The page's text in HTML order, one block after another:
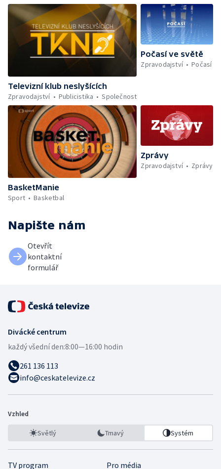
Televizní klub neslyšících
Zpravodajství
Publicistika Společnost
Počasí ve světě
Zpravodajství
Počasí
BasketManie
Sport
Basketbal
Zprávy
Zpravodajství
Zprávy
Napište nám
Otevřít
kontaktní
formulář
Divácké centrum
každý všední den:8:00—16:00 hodin
261 136 113
info@ceskatelevize.cz
Vzhled
Světlý Tmavý Systém
TV program Pro média